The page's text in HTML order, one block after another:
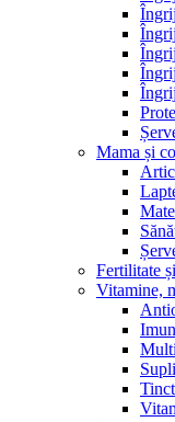
Mama și
Fertilitate
Vitamine,